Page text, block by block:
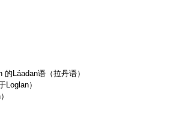
Láadan语（拉丹语）
Loglan）